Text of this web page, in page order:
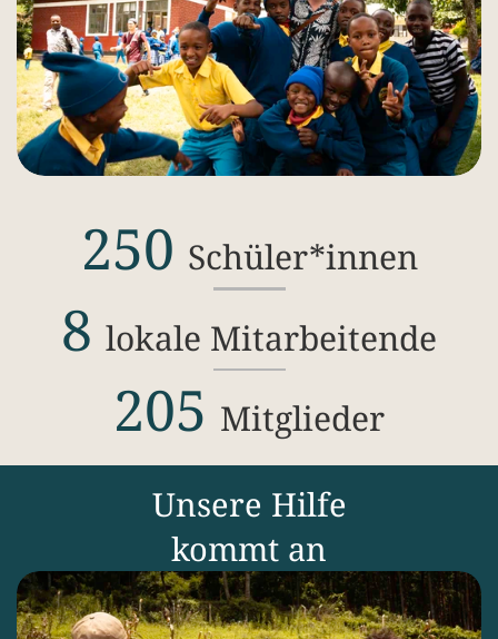
250 Schüler*innen
8 lokale Mitarbeitende
205 Mitglieder
Unsere Hilfe
kommt an